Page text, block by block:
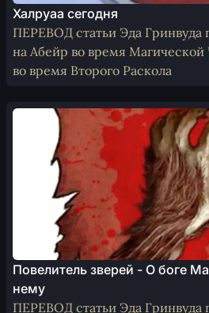
Халруаа сегодня
ПЕРЕВОД статьи Эда Гринвуда
на Абейр во время
во время Второго Раскола
Повелитель зверей - О боге
нему
ПЕРЕВОД статьи Эда Гринвуда